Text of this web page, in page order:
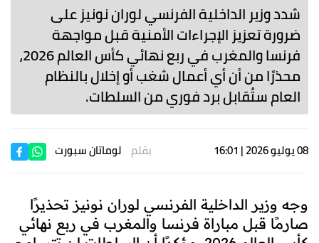
شدد وزير الداخلية الفرنسي لوران نونيز على
ضرورة تعزيز الإجراءات الأمنية قبل مواجهة
فرنسا والمغرب في ربع نهائي كأس العالم 2026،
محذرًا من أن أي أعمال شغب أو إخلال بالنظام
العام ستُقابل برد فوري من السلطات.
08 يوليو 2026 | 16:01 بقلم لوماتان سبورت
وجه وزير الداخلية الفرنسي لوران نونيز تحذيرًا
صارمًا قبل مباراة فرنسا والمغرب في ربع نهائي